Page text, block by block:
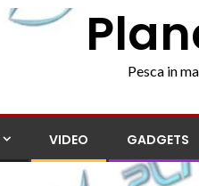
Pesca in
VIDEO GADGETS